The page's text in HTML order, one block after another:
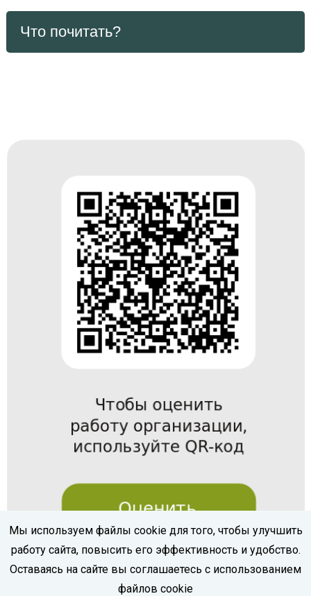
Что почитать?
Мы используем файлы cookie для того, чтобы улучшить
работу сайта, повысить его эффективность и удобство.
Оставаясь на сайте вы соглашаетесь с использованием
файлов cookie